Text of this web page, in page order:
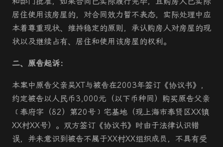
居住使用该房屋的，对合同效力暂不表态，实际处理中应
本着尊重现状、维持稳定的原则，承认购房人对房屋的现
状以及继续占有、居住和使用该房屋的权利。
二、原告起诉：
本案中原告父亲吴XT与被告在2003年签订《协议书》，
约定被告以人民币3,000元（以下币种同）购买原告父亲
﹝奉府字（82）第20号﹞宅基地（现上海市奉贤区XX镇
XX村XX号）。双方签订《协议书》时由于法律认识错
误，并未意识到被告不属于XX村XX组织成员，不具有受